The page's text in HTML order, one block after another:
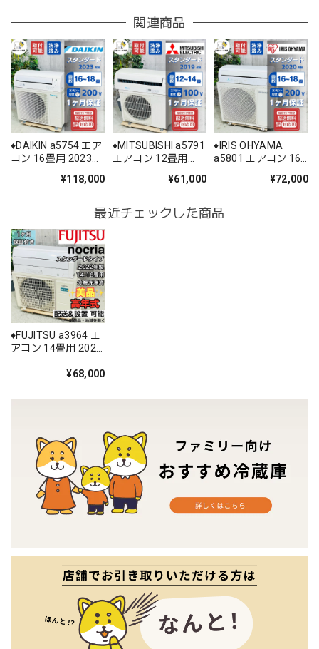
関連商品
♦️DAIKIN a5754 エア
コン 16畳用 2023年
¥118,000
♦️MITSUBISHI a5791
エアコン 12畳用
¥61,000
♦️IRIS OHYAMA
a5801 エアコン 16
¥72,000
最近チェックした商品
♦️FUJITSU a3964 エ
アコン 14畳用 2022
¥68,000